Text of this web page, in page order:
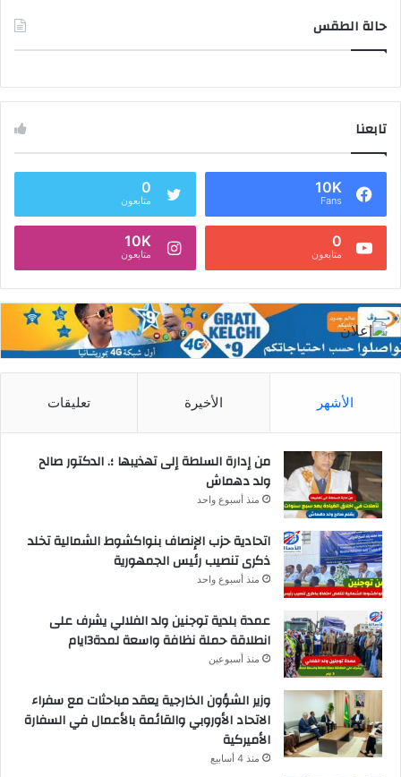
حالة الطقس
تابعنا
10K
Fans
0
متابعون
0
متابعون
10K
متابعون
الأشهر الأخيرة تعليقات
من إدارة السلطة إلى تهذيبها ؛. الدكتور صالح
ولد دهماش
منذ أسبوع واحد
اتحادية حزب الإنصاف بنواكشوط الشمالية تخلد
ذكرى تنصيب رئيس الجمهورية
منذ أسبوع واحد
عمدة بلدية توجنين ولد الفلالي يشرف على
انطلاقة حملة نظافة واسعة لمدة3ايام
منذ أسبوعين
وزير الشؤون الخارجية يعقد مباحثات مع سفراء
الاتحاد الأوروبي والقائمة بالأعمال في السفارة
الأميركية
منذ 4 أسابيع